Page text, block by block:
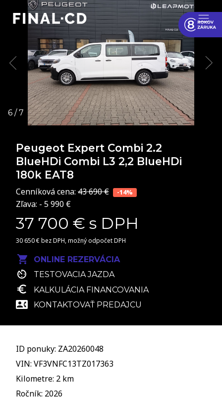
Peugeot Expert Combi 2.2
BlueHDi Combi L3 2,2 BlueHDi
180k EAT8
Cenníková cena: 43 690 € -14%
Zľava: - 5 990 €
37 700 € s DPH
30 650 € bez DPH, možný odpočet DPH
ONLINE REZERVÁCIA
TESTOVACIA JAZDA
KALKULÁCIA FINANCOVANIA
KONTAKTOVAŤ PREDAJCU
ID ponuky: ZA20260048
VIN: VF3VNFC13TZ017363
Kilometre: 2 km
Ročník: 2026